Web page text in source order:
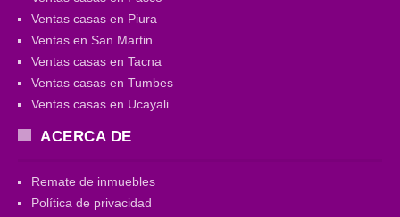
Ventas casas en Piura
Ventas en San Martin
Ventas casas en Tacna
Ventas casas en Tumbes
Ventas casas en Ucayali
ACERCA DE
Remate de inmuebles
Política de privacidad